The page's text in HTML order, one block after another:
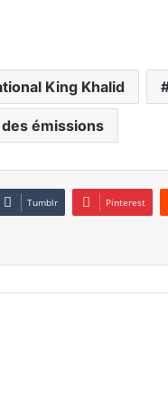
King Khalid
émissions
Tumblr Pinterest